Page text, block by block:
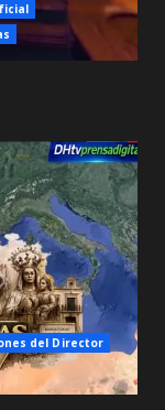
del Director